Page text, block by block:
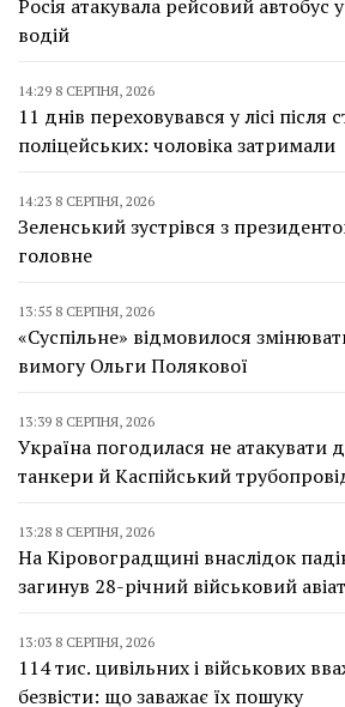
Росія атакувала рейсовий автобус
водій
14:29 8 СЕРПНЯ, 2026
11 днів переховувався у лісі після
поліцейських: чоловіка затримали
14:23 8 СЕРПНЯ, 2026
Зеленський зустрівся з
головне
13:55 8 СЕРПНЯ, 2026
«Суспільне» відмовилося
вимогу Ольги Полякової
13:39 8 СЕРПНЯ, 2026
Україна погодилася не атакувати
танкери й Каспійський
13:28 8 СЕРПНЯ, 2026
На Кіровоградщині внаслідок
загинув 28-річний військовий
13:03 8 СЕРПНЯ, 2026
114 тис. цивільних і військових
безвісти: що заважає їх пошуку